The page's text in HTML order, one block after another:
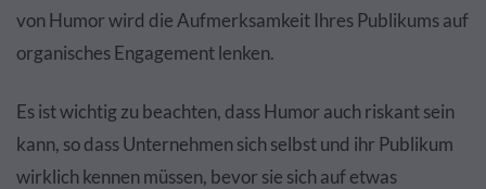
von Humor wird die Aufmerksamkeit Ihres Publikums auf
organisches Engagement lenken.
Es ist wichtig zu beachten, dass Humor auch riskant sein
kann, so dass Unternehmen sich selbst und ihr Publikum
wirklich kennen müssen, bevor sie sich auf etwas